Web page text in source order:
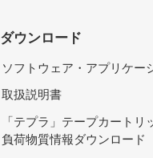
ダウンロード
ソフトウェア・アプリケー
取扱説明書
「テプラ」テープカート
負荷物質情報ダウンロード